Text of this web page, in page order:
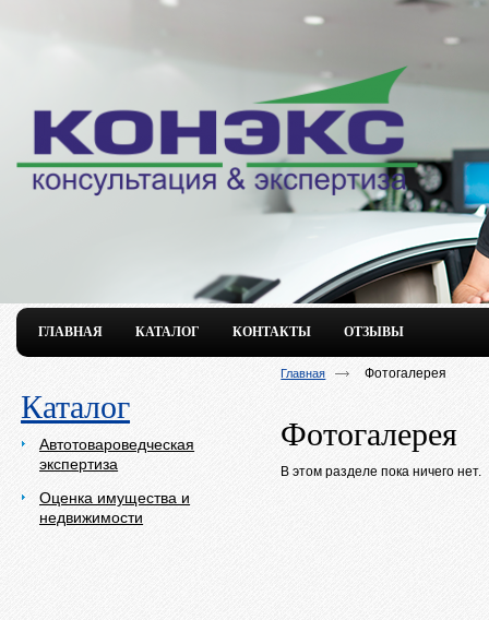
ГЛАВНАЯ КАТАЛОГ КОНТАКТЫ ОТЗЫВЫ
Каталог
Автотовароведческая
экспертиза
Оценка имущества и
недвижимости
Главная Фотогалерея
Фотогалерея
В этом разделе пока ничего нет.